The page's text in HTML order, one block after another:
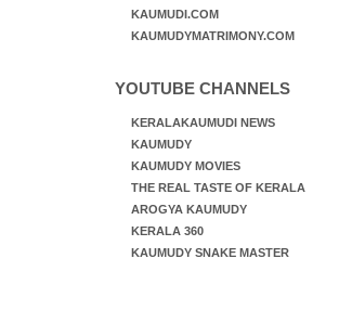
KAUMUDI.COM
KAUMUDYMATRIMONY.COM
YOUTUBE CHANNELS
KERALAKAUMUDI NEWS
KAUMUDY
KAUMUDY MOVIES
THE REAL TASTE OF KERALA
AROGYA KAUMUDY
KERALA 360
KAUMUDY SNAKE MASTER